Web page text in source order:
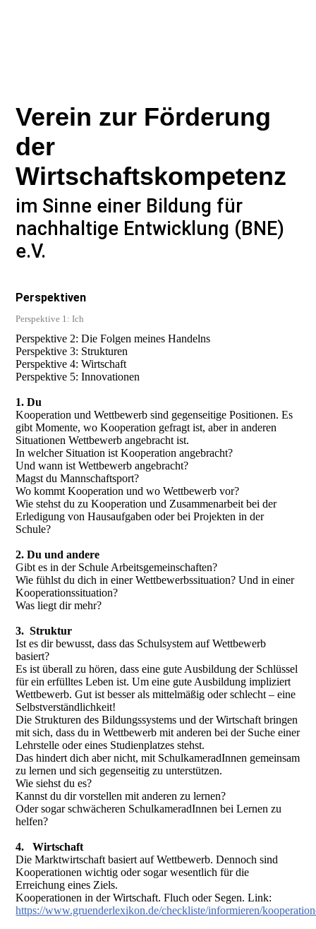
Verein zur Förderung
der
Wirtschaftskompetenz
im Sinne einer Bildung für
nachhaltige Entwicklung (BNE)
e.V.
Perspektiven
Perspektive 1: Ich
Perspektive 2: Die Folgen meines Handelns
Perspektive 3: Strukturen
Perspektive 4: Wirtschaft
Perspektive 5: Innovationen
1. Du
Kooperation und Wettbewerb sind gegenseitige Positionen. Es
gibt Momente, wo Kooperation gefragt ist, aber in anderen
Situationen Wettbewerb angebracht ist.
In welcher Situation ist Kooperation angebracht?
Und wann ist Wettbewerb angebracht?
Magst du Mannschaftsport?
Wo kommt Kooperation und wo Wettbewerb vor?
Wie stehst du zu Kooperation und Zusammenarbeit bei der
Erledigung von Hausaufgaben oder bei Projekten in der
Schule?
2. Du und andere
Gibt es in der Schule Arbeitsgemeinschaften?
Wie fühlst du dich in einer Wettbewerbssituation? Und in einer
Kooperationssituation?
Was liegt dir mehr?
3. Struktur
Ist es dir bewusst, dass das Schulsystem auf Wettbewerb
basiert?
Es ist überall zu hören, dass eine gute Ausbildung der Schlüssel
für ein erfülltes Leben ist. Um eine gute Ausbildung impliziert
Wettbewerb. Gut ist besser als mittelmäßig oder schlecht – eine
Selbstverständlichkeit!
Die Strukturen des Bildungssystems und der Wirtschaft bringen
mit sich, dass du in Wettbewerb mit anderen bei der Suche einer
Lehrstelle oder eines Studienplatzes stehst.
Das hindert dich aber nicht, mit SchulkameradInnen gemeinsam
zu lernen und sich gegenseitig zu unterstützen.
Wie siehst du es?
Kannst du dir vorstellen mit anderen zu lernen?
Oder sogar schwächeren SchulkameradInnen bei Lernen zu
helfen?
4. Wirtschaft
Die Marktwirtschaft basiert auf Wettbewerb. Dennoch sind
Kooperationen wichtig oder sogar wesentlich für die
Erreichung eines Ziels.
Kooperationen in der Wirtschaft. Fluch oder Segen. Link:
https://www.gruenderlexikon.de/checkliste/informieren/